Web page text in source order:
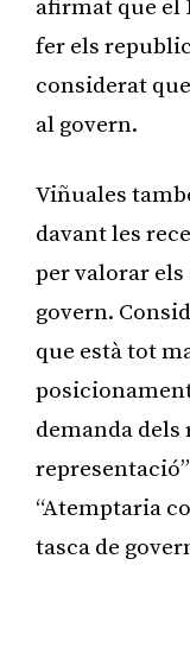
afirmat que el
fer els
considerat
al govern.
Viñuales
davant les
per valorar els
govern.
que està tot
demanda dels
“Atemptaria
tasca de